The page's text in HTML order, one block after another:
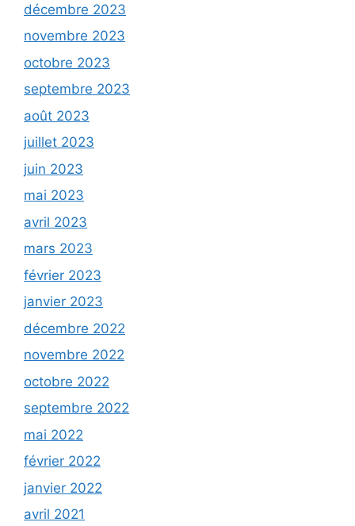
décembre 2023
novembre 2023
octobre 2023
septembre 2023
août 2023
juillet 2023
juin 2023
mai 2023
avril 2023
mars 2023
février 2023
janvier 2023
décembre 2022
novembre 2022
octobre 2022
septembre 2022
mai 2022
février 2022
janvier 2022
avril 2021